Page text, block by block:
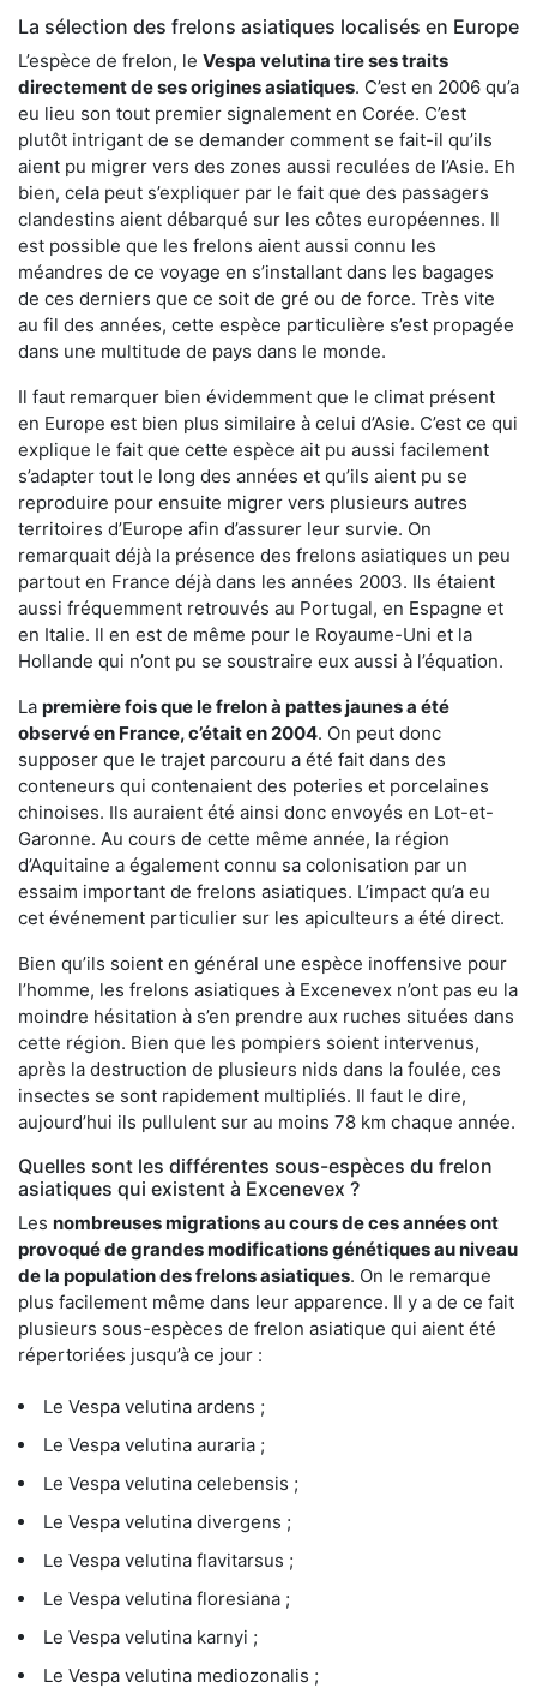
La sélection des frelons asiatiques localisés en Europe
L’espèce de frelon, le Vespa velutina tire ses traits
directement de ses origines asiatiques. C’est en 2006 qu’a
eu lieu son tout premier signalement en Corée. C’est
plutôt intrigant de se demander comment se fait-il qu’ils
aient pu migrer vers des zones aussi reculées de l’Asie. Eh
bien, cela peut s’expliquer par le fait que des passagers
clandestins aient débarqué sur les côtes européennes. Il
est possible que les frelons aient aussi connu les
méandres de ce voyage en s’installant dans les bagages
de ces derniers que ce soit de gré ou de force. Très vite
au fil des années, cette espèce particulière s’est propagée
dans une multitude de pays dans le monde.
Il faut remarquer bien évidemment que le climat présent
en Europe est bien plus similaire à celui d’Asie. C’est ce qui
explique le fait que cette espèce ait pu aussi facilement
s’adapter tout le long des années et qu’ils aient pu se
reproduire pour ensuite migrer vers plusieurs autres
territoires d’Europe afin d’assurer leur survie. On
remarquait déjà la présence des frelons asiatiques un peu
partout en France déjà dans les années 2003. Ils étaient
aussi fréquemment retrouvés au Portugal, en Espagne et
en Italie. Il en est de même pour le Royaume-Uni et la
Hollande qui n’ont pu se soustraire eux aussi à l’équation.
La première fois que le frelon à pattes jaunes a été
observé en France, c’était en 2004. On peut donc
supposer que le trajet parcouru a été fait dans des
conteneurs qui contenaient des poteries et porcelaines
chinoises. Ils auraient été ainsi donc envoyés en Lot-et-
Garonne. Au cours de cette même année, la région
d’Aquitaine a également connu sa colonisation par un
essaim important de frelons asiatiques. L’impact qu’a eu
cet événement particulier sur les apiculteurs a été direct.
Bien qu’ils soient en général une espèce inoffensive pour
l’homme, les frelons asiatiques à Excenevex n’ont pas eu la
moindre hésitation à s’en prendre aux ruches situées dans
cette région. Bien que les pompiers soient intervenus,
après la destruction de plusieurs nids dans la foulée, ces
insectes se sont rapidement multipliés. Il faut le dire,
aujourd’hui ils pullulent sur au moins 78 km chaque année.
Quelles sont les différentes sous-espèces du frelon
asiatiques qui existent à Excenevex ?
Les nombreuses migrations au cours de ces années ont
provoqué de grandes modifications génétiques au niveau
de la population des frelons asiatiques. On le remarque
plus facilement même dans leur apparence. Il y a de ce fait
plusieurs sous-espèces de frelon asiatique qui aient été
répertoriées jusqu’à ce jour :
Le Vespa velutina ardens ;
Le Vespa velutina auraria ;
Le Vespa velutina celebensis ;
Le Vespa velutina divergens ;
Le Vespa velutina flavitarsus ;
Le Vespa velutina floresiana ;
Le Vespa velutina karnyi ;
Le Vespa velutina mediozonalis ;